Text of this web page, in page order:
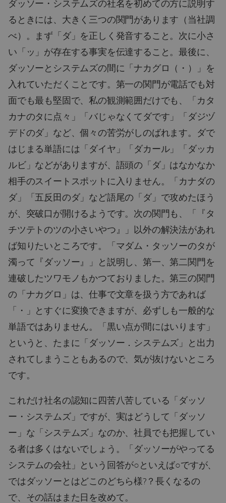
ダッソー・システムズの社名を初めての方に説明す
るときには、大きく三つの関門があります（当社調
べ）。まず「ダ」を正しく発音すること。次に小さ
い「ッ」が存在する事実を伝達すること。最後に、
ダッソーとシステムズの間に「ナカグロ（・）」を
入れていただくことです。第一の関門が電話でも対
面でも最も堅固で、私の観測範囲だけでも、「カタ
カナのタに点々」「バじゃなくてダです」「ダジヅ
デドのダ」など、個々の苦労がしのばれます。ダで
はじまる単語には「ダイヤ」「ダカール」「ダッカ
ルビ」などがありますが、語頭の「ダ」はなかなか
相手のスイートスポットに入りません。「カナダの
ダ」「五反田のダ」など語尾の「ダ」で攻めたほう
が、突破口が開けるようです。次の関門も、「『タ
チツテトのツの小さいやつ』」以外の解決法があれ
ば知りたいところです。「マダム・タッソーのタが
濁って『ダッソー』」と説明し、第一、第二関門を
連破したツワモノもかつておりました。第三の関門
の「ナカグロ」は、仕事で文章を扱う方であれば
「・」とすぐに変換できますが、必ずしも一般的な
単語ではありません。「黒い点が間にはいります」
というと、たまに「ダッソー．システムズ」と出力
されてしまうこともあるので、気が抜けないところ
です。
これだけ社名の認知に四苦八苦している「ダッソ
ー・システムズ」ですが、実はどうして「ダッソ
ー」な「システムズ」なのか、社員でも把握してい
る者は多くはないでしょう。「ダッソーがやってる
システムの会社」という回答が○といえば○ですが、
ではダッソーとはどこのどちら様?？長くなるの
で、その話はまた日を改めて。